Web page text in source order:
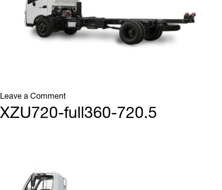
Leave a Commenton
XZU720-
full360-
XZU720-full360-720.5